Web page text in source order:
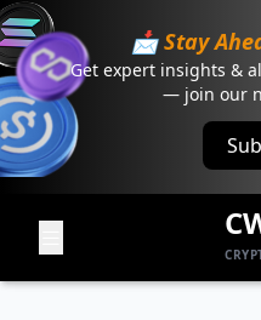
📩 Stay
Get expert insights &
— join our